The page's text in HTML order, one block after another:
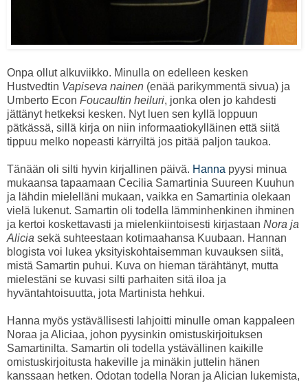
Onpa ollut alkuviikko. Minulla on edelleen kesken
Hustvedtin Vapiseva nainen (enää parikymmentä sivua) ja
Umberto Econ Foucaultin heiluri, jonka olen jo kahdesti
jättänyt hetkeksi kesken. Nyt luen sen kyllä loppuun
pätkässä, sillä kirja on niin informaatiokylläinen että siitä
tippuu melko nopeasti kärryiltä jos pitää paljon taukoa.
Tänään oli silti hyvin kirjallinen päivä. Hanna pyysi minua
mukaansa tapaamaan Cecilia Samartinia Suureen Kuuhun
ja lähdin mielelläni mukaan, vaikka en Samartinia olekaan
vielä lukenut. Samartin oli todella lämminhenkinen ihminen
ja kertoi koskettavasti ja mielenkiintoisesti kirjastaan Nora ja
Alicia sekä suhteestaan kotimaahansa Kuubaan. Hannan
blogista voi lukea yksityiskohtaisemman kuvauksen siitä,
mistä Samartin puhui. Kuva on hieman tärähtänyt, mutta
mielestäni se kuvasi silti parhaiten sitä iloa ja
hyväntahtoisuutta, jota Martinista hehkui.
Hanna myös ystävällisesti lahjoitti minulle oman kappaleen
Noraa ja Aliciaa, johon pyysinkin omistuskirjoituksen
Samartinilta. Samartin oli todella ystävällinen kaikille
omistuskirjoitusta hakeville ja minäkin juttelin hänen
kanssaan hetken. Odotan todella Noran ja Alician lukemista,